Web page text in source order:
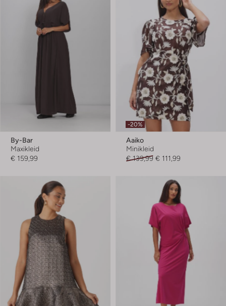
By-Bar
Maxikleid
€ 159,99
-20%
Aaiko
Minikleid
€ 139,99 € 111,99